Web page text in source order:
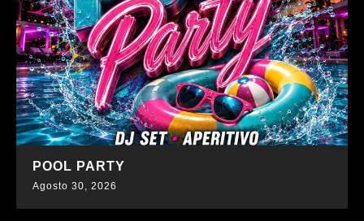
SCOPRI DI PIÙ
POOL PARTY
Agosto 30, 2026